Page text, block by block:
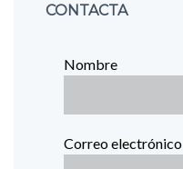
CONTACTA
Nombre
Correo electrónico